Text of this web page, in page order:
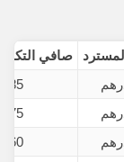
صافي
285 درهم
475 درهم
760 درهم